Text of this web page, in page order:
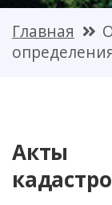
Главная
Акты